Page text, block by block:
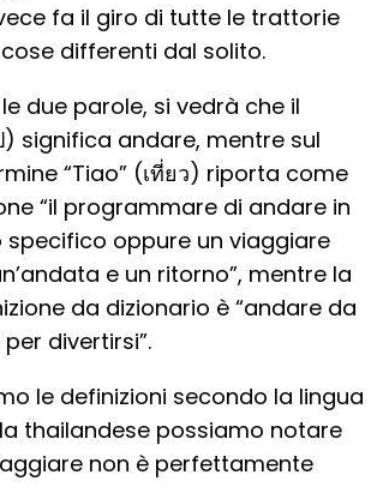
fa il giro di tutte le trattorie
differenti dal solito.
due parole, si vedrà che il
) significa andare, mentre sul
“Tiao” (เที่ยว) riporta come
“il programmare di andare in
specifico oppure un viaggiare
e un ritorno”, mentre la
da dizionario è “andare da
divertirsi”.
le definizioni secondo la lingua
thailandese possiamo notare
non è perfettamente